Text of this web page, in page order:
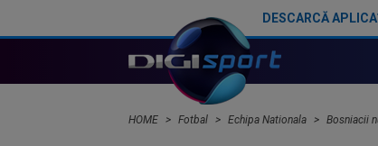
DESCARCĂ
HOME Fotbal Echipa Nationala Bosniacii